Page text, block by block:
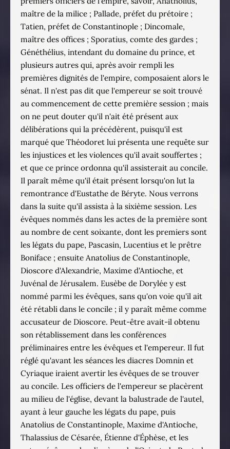
maître de la milice ; Pallade, préfet du prétoire ;
Tatien, préfet de Constantinople ; Dincomale,
maître des offices ; Sporatius, comte des gardes ;
Généthélius, intendant du domaine du prince, et
plusieurs autres qui, après avoir rempli les
premières dignités de l'empire, composaient alors le
sénat. Il n'est pas dit que l'empereur se soit trouvé
au commencement de cette première session ; mais
on ne peut douter qu'il n'ait été présent aux
délibérations qui la précédèrent, puisqu'il est
marqué que Théodoret lui présenta une requête sur
les injustices et les violences qu'il avait souffertes ;
et que ce prince ordonna qu'il assisterait au concile.
Il paraît même qu'il était présent lorsqu'on lut la
remontrance d'Eustathe de Béryte. Nous verrons
dans la suite qu'il assista à la sixième session. Les
évêques nommés dans les actes de la première sont
au nombre de cent soixante, dont les premiers sont
les légats du pape, Pascasin, Lucentius et le prêtre
Boniface ; ensuite Anatolius de Constantinople,
Dioscore d'Alexandrie, Maxime d'Antioche, et
Juvénal de Jérusalem. Eusèbe de Dorylée y est
nommé parmi les évêques, sans qu'on voie qu'il ait
été rétabli dans le concile ; il y paraît même comme
accusateur de Dioscore. Peut-être avait-il obtenu
son rétablissement dans les conférences
préliminaires entre les évêques et l'empereur. Il fut
réglé qu'avant les séances les diacres Domnin et
Cyriaque iraient avertir les évêques de se trouver
au concile. Les officiers de l'empereur se placèrent
au milieu de l'église, devant la balustrade de l'autel,
ayant à leur gauche les légats du pape, puis
Anatolius de Constantinople, Maxime d'Antioche,
Thalassius de Césarée, Étienne d'Éphèse, et les